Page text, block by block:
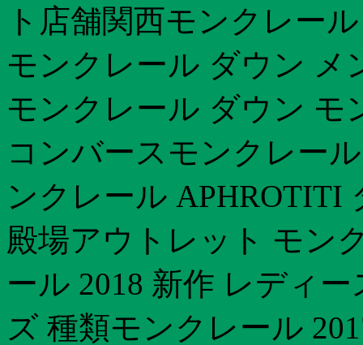
ト店舗関西モンクレー
モンクレール ダウン メ
モンクレール ダウン モ
コンバースモンクレー
ンクレール APHROTITI
殿場アウトレット モン
ール 2018 新作 レディ
ズ 種類モンクレール